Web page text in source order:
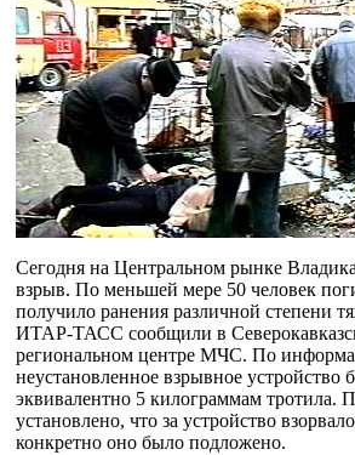
Сегодня на Центральном рынке
взрыв. По меньшей мере 50 человек
получило ранения различной степени
ИТАР-ТАСС сообщили в
региональном центре МЧС. По
неустановленное взрывное устройство
эквивалентно 5 килограммам тротила.
установлено, что за устройство
конкретно оно было подложено.